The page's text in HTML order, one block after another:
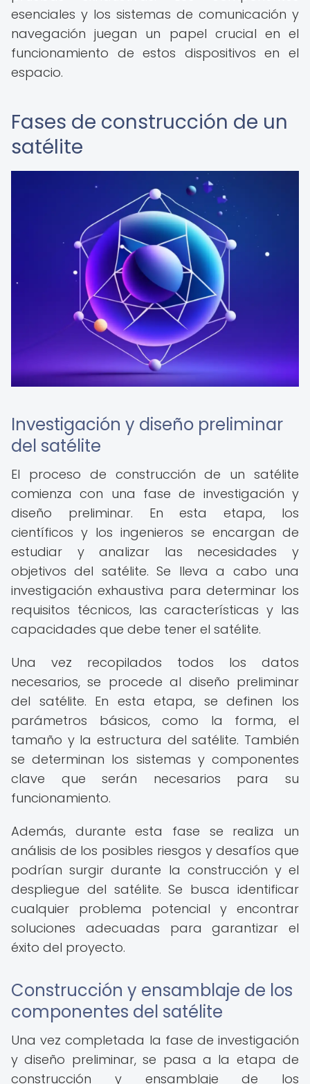
esenciales y los sistemas de comunicación y
navegación juegan un papel crucial en el
funcionamiento de estos dispositivos en el
espacio.
Fases de construcción de un
satélite
Investigación y diseño preliminar
del satélite
El proceso de construcción de un satélite
comienza con una fase de investigación y
diseño preliminar. En esta etapa, los
científicos y los ingenieros se encargan de
estudiar y analizar las necesidades y
objetivos del satélite. Se lleva a cabo una
investigación exhaustiva para determinar los
requisitos técnicos, las características y las
capacidades que debe tener el satélite.
Una vez recopilados todos los datos
necesarios, se procede al diseño preliminar
del satélite. En esta etapa, se definen los
parámetros básicos, como la forma, el
tamaño y la estructura del satélite. También
se determinan los sistemas y componentes
clave que serán necesarios para su
funcionamiento.
Además, durante esta fase se realiza un
análisis de los posibles riesgos y desafíos que
podrían surgir durante la construcción y el
despliegue del satélite. Se busca identificar
cualquier problema potencial y encontrar
soluciones adecuadas para garantizar el
éxito del proyecto.
Construcción y ensamblaje de los
componentes del satélite
Una vez completada la fase de investigación
y diseño preliminar, se pasa a la etapa de
construcción y ensamblaje de los